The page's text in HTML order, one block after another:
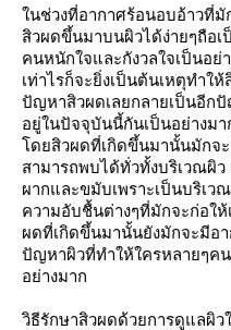
ในช่วงที่อากาศร้อนอบอ้าวที่
สิวผดขึ้นมาบนผิวได้ง่ายๆถือ
คนหนักใจและกังวลใจเป็นอย่
เท่าไรก็จะยิ่งเป็นต้นเหตุทำใ
ปัญหาสิวผดเลยกลายเป็นอีก
อยู่ในปัจจุบันนี้กันเป็นอย่างมา
โดยสิวผดที่เกิดขึ้นมานั้นมักจ
สามารถพบได้ทั่วทั้งบริเวณผิ
ผากและขมับเพราะเป็นบริเว
ความอับชื้นต่างๆที่มักจะก่อใ
ผดที่เกิดขึ้นมานั้นยังมักจะมีอ
ปัญหาผิวที่ทำให้ใครหลายๆค
อย่างมาก
วิธีรักษาสิวผดด้วยการดูแลผิ